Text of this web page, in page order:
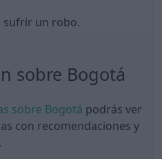
sufrir un robo.
sobre Bogotá
sobre Bogotá podrás ver
con recomendaciones y